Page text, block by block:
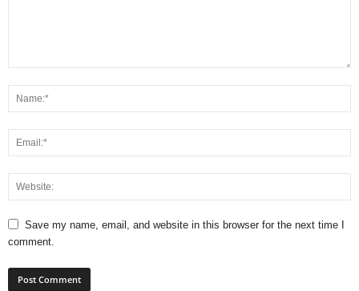
Save my name, email, and website in this browser for the next time I
comment.